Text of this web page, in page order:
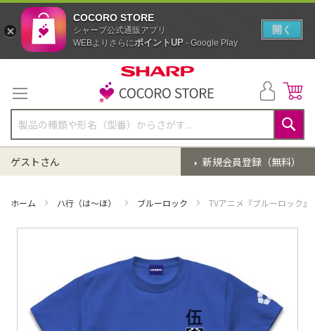
テ
ン
ツ
に
ス
キ
ッ
検
索
新規会員登録（無料）
ゲストさん
ホーム ハ行（は～ほ） ブルーロック TVアニメ『ブルーロック
COCORO STORE
シャープ公式通販アプリ
WEBよりさらにポイントUP- Google Play
開く